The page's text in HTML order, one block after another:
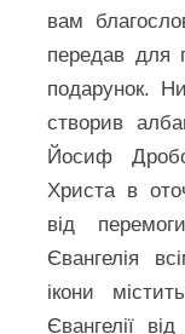
вам
передав для
подарунок.
створив
Йосиф
Христа в
від
Євангелія
ікони
Євангелії